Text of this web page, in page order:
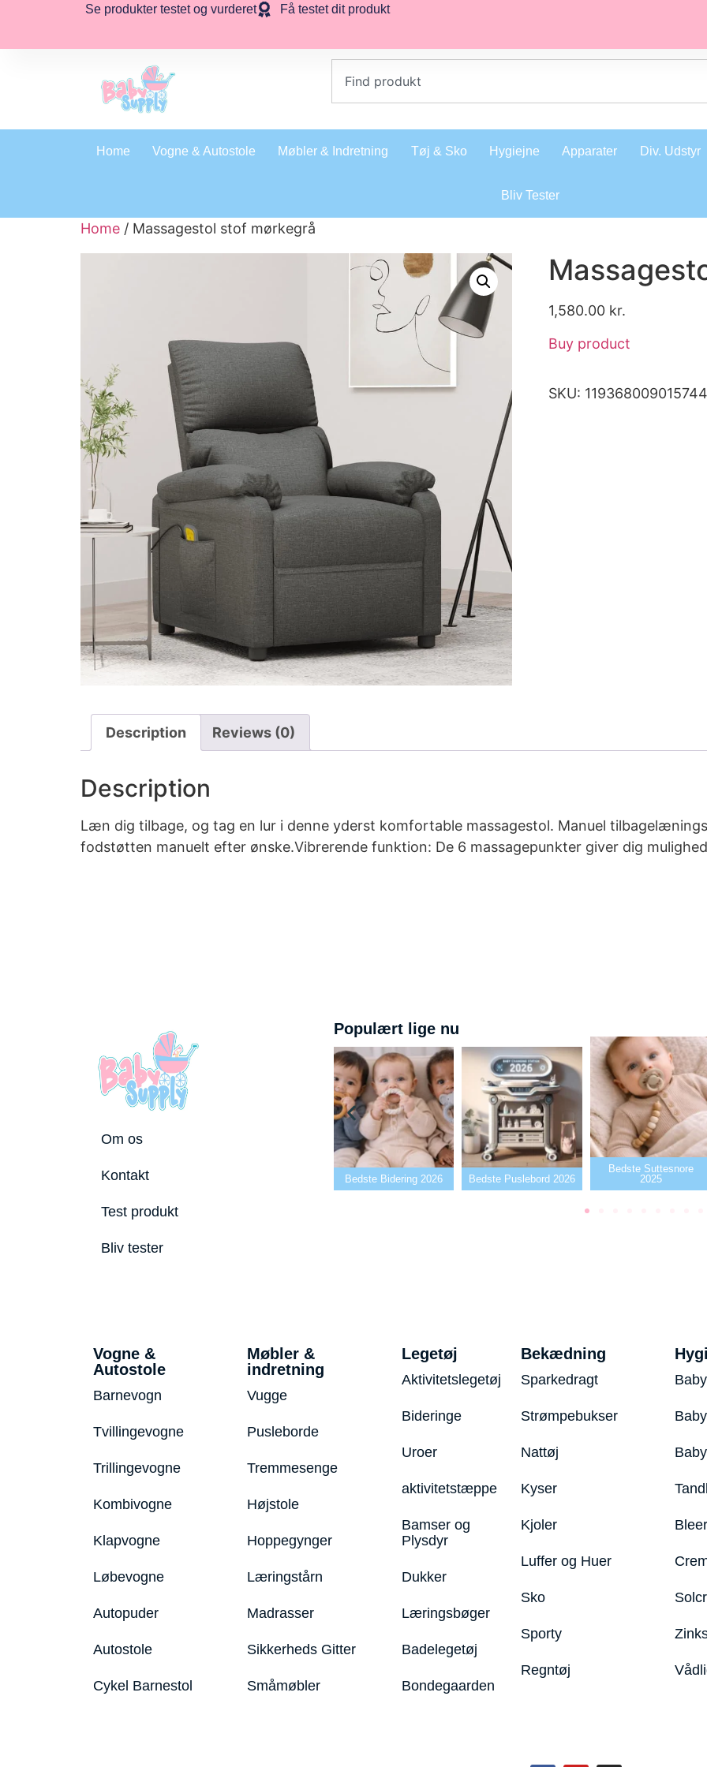
Se produkter testet og vurderet Få testet dit produkt
Home Vogne & Autostole Møbler & Indretning Tøj & Sko Hygiejne Apparater Div. Udstyr
Bliv Tester
Home / Massagestol stof mørkegrå
1,580.00 kr.
Buy product
SKU:
Description Reviews (0)
Description
Læn dig tilbage, og tag en lur i denne yderst komfortable massagestol. Manuel
fodstøtten manuelt efter ønske.Vibrerende funktion: De 6 massagepunkter giver dig
Om os
Kontakt
Test produkt
Bliv tester
Populært lige nu
Bedste tremmeseng
2026
Bedste Bidering 2026 Bedste Puslebord 2026
Bedste Suttesnore
2025
Vogne &
Autostole
Barnevogn
Tvillingevogne
Trillingevogne
Kombivogne
Klapvogne
Løbevogne
Autopuder
Autostole
Cykel Barnestol
Møbler &
indretning
Vugge
Pusleborde
Tremmesenge
Højstole
Hoppegynger
Læringstårn
Madrasser
Sikkerheds Gitter
Småmøbler
Legetøj
Aktivitetslegetøj
Bideringe
Uroer
aktivitetstæppe
Bamser og
Plysdyr
Dukker
Læringsbøger
Badelegetøj
Bondegaarden
Bekædning
Sparkedragt
Strømpebukser
Nattøj
Kyser
Kjoler
Luffer og Huer
Sko
Sporty
Regntøj